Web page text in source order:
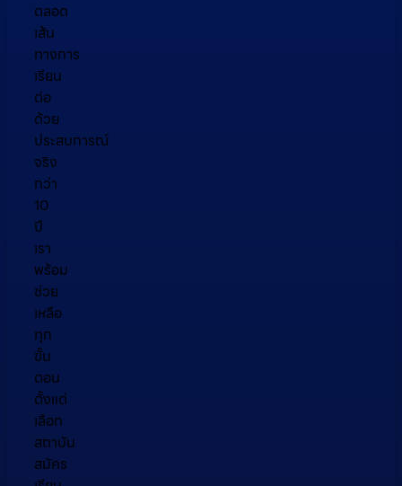
ตลอด
เส้น
ทางการ
เรียน
ต่อ
ด้วย
ประสบการณ์
จริง
กว่า
10
ปี
เรา
พร้อม
ช่วย
เหลือ
ทุก
ขั้น
ตอน
ตั้งแต่
เลือก
สถาบัน
สมัคร